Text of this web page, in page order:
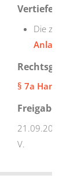
Vertiefende
Die
Anlage A
§ 7a
21.09.2023
V.